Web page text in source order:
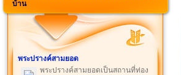
บ้าน
พระปรางค์สามยอด
พระปรางค์สามยอดเป็นสถานที่ท่อง